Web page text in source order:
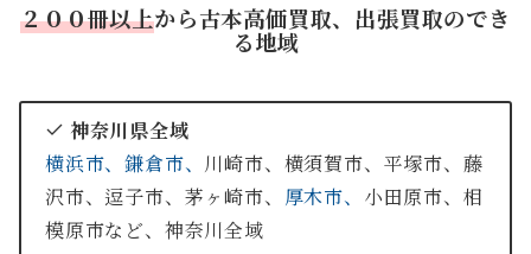
２００冊以上から古本高価買取、出張買取のでき
る地域
神奈川県全域
横浜市、鎌倉市、 川崎市、横須賀市、平塚市、藤
沢市、逗子市、茅ヶ崎市、 厚木市、 小田原市、相
模原市など、神奈川全域